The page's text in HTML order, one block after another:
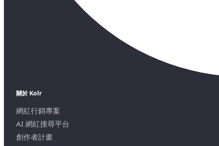
關於 Kolr
網紅行銷專案
AI 網紅搜尋平台
創作者計畫